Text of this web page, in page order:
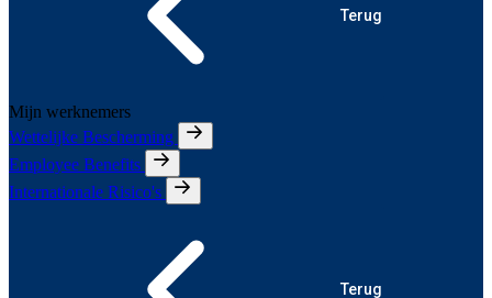
Terug
Mijn werknemers
Wettelijke Bescherming
Employee Benefits
Internationale Risico's
Terug